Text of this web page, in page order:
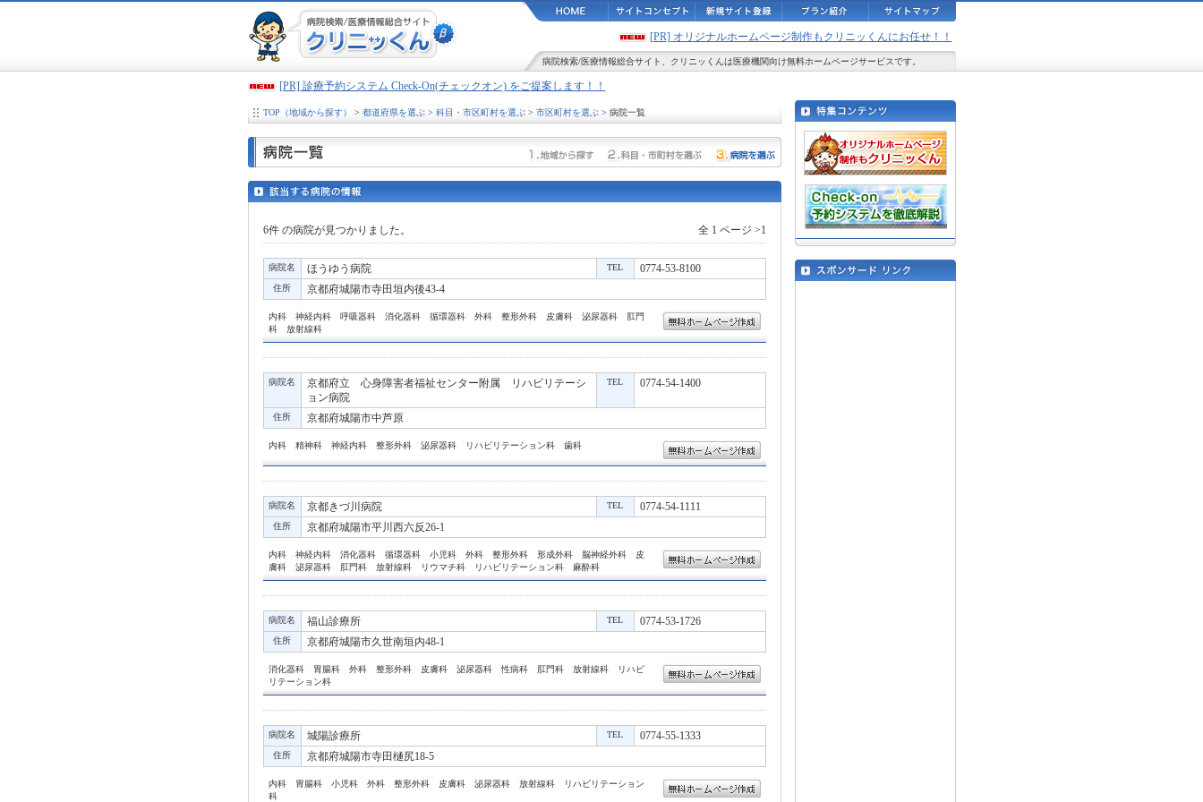
[PR] オリジナルホームページ制作もクリニッくんにお任せ！！
病院検索/医療情報総合サイト、 クリニッくん は医療機関向け無料ホームページサービスです。
[PR] 診療予約システム Check-On(チェックオン) をご提案します！！
TOP（地域から探す） > 都道府県を選ぶ> 科目・市区町村を選ぶ> 市区町村を選ぶ> 病院一覧
6件の病院が見つかりました。 全 1 ページ >1
病院名 ほうゆう病院 TEL 0774-53-8100
住所 京都府城陽市寺田垣内後43-4
内科 神経内科 呼吸器科 消化器科 循環器科 外科 整形外科 皮膚科 泌尿器科 肛門
科 放射線科
病院名
京都府立 心身障害者福祉センター附属 リハビリテーシ
ョン病院
TEL 0774-54-1400
住所 京都府城陽市中芦原
内科 精神科 神経内科 整形外科 泌尿器科 リハビリテーション科 歯科
病院名 京都きづ川病院 TEL 0774-54-1111
住所 京都府城陽市平川西六反26-1
内科 神経内科 消化器科 循環器科 小児科 外科 整形外科 形成外科 脳神経外科 皮
膚科 泌尿器科 肛門科 放射線科 リウマチ科 リハビリテーション科 麻酔科
病院名 福山診療所 TEL 0774-53-1726
住所 京都府城陽市久世南垣内48-1
消化器科 胃腸科 外科 整形外科 皮膚科 泌尿器科 性病科 肛門科 放射線科 リハビ
リテーション科
病院名 城陽診療所 TEL 0774-55-1333
住所 京都府城陽市寺田樋尻18-5
内科 胃腸科 小児科 外科 整形外科 皮膚科 泌尿器科 放射線科 リハビリテーション
科